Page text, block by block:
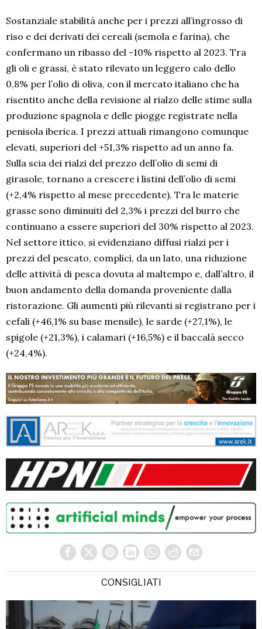
Sostanziale stabilità anche per i prezzi all’ingrosso di
riso e dei derivati dei cereali (semola e farina), che
confermano un ribasso del -10% rispetto al 2023. Tra
gli oli e grassi, è stato rilevato un leggero calo dello
0,8% per l’olio di oliva, con il mercato italiano che ha
risentito anche della revisione al rialzo delle stime sulla
produzione spagnola e delle piogge registrate nella
penisola iberica. I prezzi attuali rimangono comunque
elevati, superiori del +51,3% rispetto ad un anno fa.
Sulla scia dei rialzi del prezzo dell’olio di semi di
girasole, tornano a crescere i listini dell’olio di semi
(+2,4% rispetto al mese precedente). Tra le materie
grasse sono diminuiti del 2,3% i prezzi del burro che
continuano a essere superiori del 30% rispetto al 2023.
Nel settore ittico, si evidenziano diffusi rialzi per i
prezzi del pescato, complici, da un lato, una riduzione
delle attività di pesca dovuta al maltempo e, dall’altro, il
buon andamento della domanda proveniente dalla
ristorazione. Gli aumenti più rilevanti si registrano per i
cefali (+46,1% su base mensile), le sarde (+27,1%), le
spigole (+21,3%), i calamari (+16,5%) e il baccalà secco
(+24,4%).
CONSIGLIATI